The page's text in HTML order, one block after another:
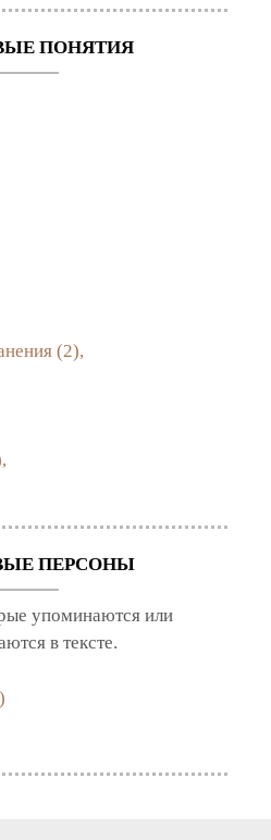
ПОНЯТИЯ
(2),
ПЕРСОНЫ
упоминаются или
в тексте.